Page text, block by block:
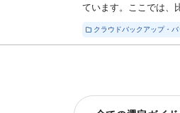
ています。ここでは、
クラウドバックアップ・